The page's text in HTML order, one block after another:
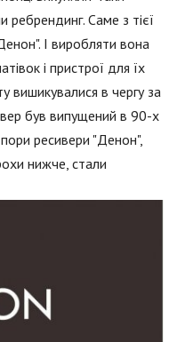
ребрендинг. Саме з тієї
І виробляти вона
і пристрої для їх
вишикувалися в чергу за
був випущений в 90-х
ресивери "Денон",
нижче, стали